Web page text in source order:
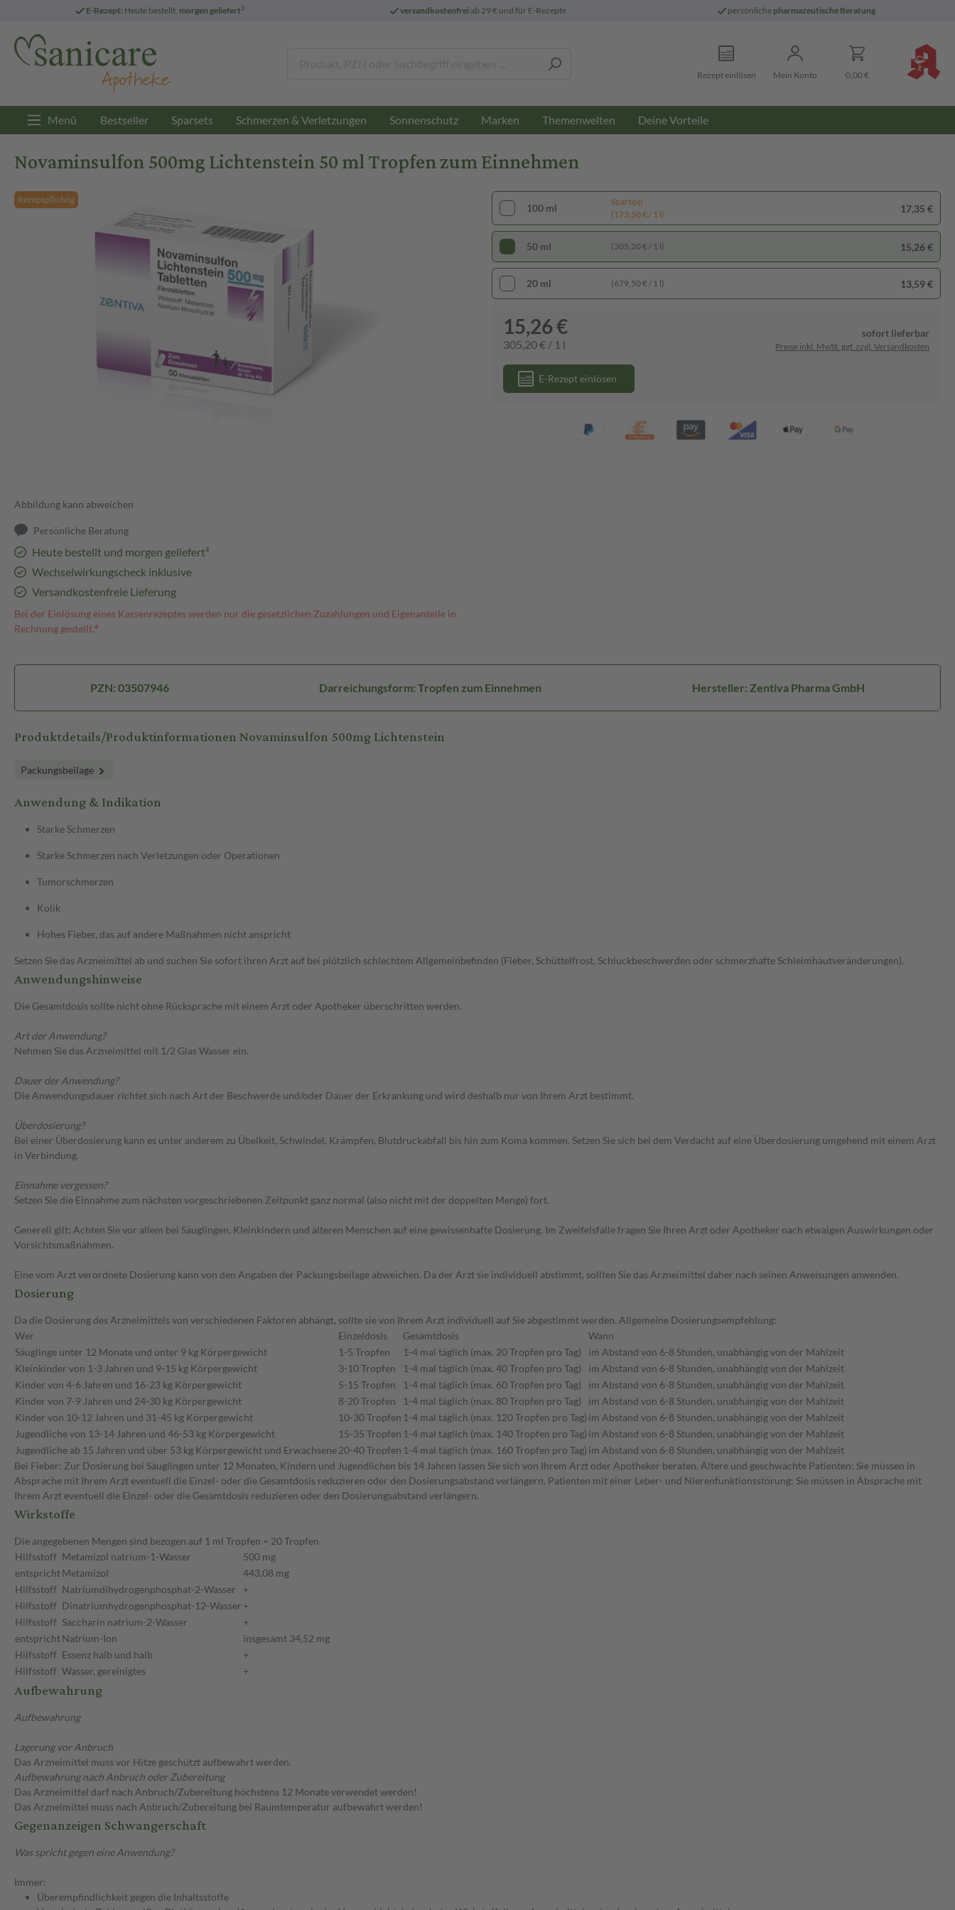
E-Rezept: Heute bestellt, morgen geliefert3 versandkostenfreiab 29 € und für E-Rezepte persönliche pharmazeutische Beratung
Rezept einlösen Mein Konto 0,00 €
Menü Bestseller Sparsets Schmerzen & Verletzungen Sonnenschutz Marken Themenwelten Deine Vorteile
Novaminsulfon 500mg Lichtenstein 50 ml Tropfen zum Einnehmen
Rezeptpflichtig
Abbildung kann abweichen
Persönliche Beratung
Heute bestellt und morgen geliefert³
Wechselwirkungscheck inklusive
Versandkostenfreie Lieferung
Bei der Einlösung eines Kassenrezeptes werden nur die gesetzlichen Zuzahlungen und Eigenanteile in
Rechnung gestellt.⁴
100 ml
Spartipp
(173,50 € / 1 l)
17,35 €
50 ml (305,20 € / 1 l) 15,26 €
20 ml (679,50 € / 1 l) 13,59 €
15,26 €
305,20 € / 1 l
sofort lieferbar
Preise inkl. MwSt. ggf. zzgl. Versandkosten
E-Rezept einlösen
PZN: 03507946 Darreichungsform: Tropfen zum Einnehmen Hersteller: Zentiva Pharma GmbH
Produktdetails/Produktinformationen Novaminsulfon 500mg Lichtenstein
Packungsbeilage
Anwendung & Indikation
Starke Schmerzen
Starke Schmerzen nach Verletzungen oder Operationen
Tumorschmerzen
Kolik
Hohes Fieber, das auf andere Maßnahmen nicht anspricht
Setzen Sie das Arzneimittel ab und suchen Sie sofort ihren Arzt auf bei plötzlich schlechtem Allgemeinbefinden (Fieber, Schüttelfrost, Schluckbeschwerden oder schmerzhafte Schleimhautveränderungen).
Anwendungshinweise
Die Gesamtdosis sollte nicht ohne Rücksprache mit einem Arzt oder Apotheker überschritten werden.
Art der Anwendung?
Nehmen Sie das Arzneimittel mit 1/2 Glas Wasser ein.
Dauer der Anwendung?
Die Anwendungsdauer richtet sich nach Art der Beschwerde und/oder Dauer der Erkrankung und wird deshalb nur von Ihrem Arzt bestimmt.
Überdosierung?
Bei einer Überdosierung kann es unter anderem zu Übelkeit, Schwindel, Krämpfen, Blutdruckabfall bis hin zum Koma kommen. Setzen Sie sich bei dem Verdacht auf eine Überdosierung umgehend mit einem Arzt
in Verbindung.
Einnahme vergessen?
Setzen Sie die Einnahme zum nächsten vorgeschriebenen Zeitpunkt ganz normal (also nicht mit der doppelten Menge) fort.
Generell gilt: Achten Sie vor allem bei Säuglingen, Kleinkindern und älteren Menschen auf eine gewissenhafte Dosierung. Im Zweifelsfalle fragen Sie Ihren Arzt oder Apotheker nach etwaigen Auswirkungen oder
Vorsichtsmaßnahmen.
Eine vom Arzt verordnete Dosierung kann von den Angaben der Packungsbeilage abweichen. Da der Arzt sie individuell abstimmt, sollten Sie das Arzneimittel daher nach seinen Anweisungen anwenden.
Dosierung
Da die Dosierung des Arzneimittels von verschiedenen Faktoren abhängt, sollte sie von Ihrem Arzt individuell auf Sie abgestimmt werden. Allgemeine Dosierungsempfehlung:
Wer
Einzeldosis Gesamtdosis
Wann
Säuglinge unter 12 Monate und unter 9 kg Körpergewicht
1-5 Tropfen 1-4 mal täglich (max. 20 Tropfen pro Tag)
im Abstand von 6-8 Stunden, unabhängig von der Mahlzeit
Kleinkinder von 1-3 Jahren und 9-15 kg Körpergewicht
3-10 Tropfen 1-4 mal täglich (max. 40 Tropfen pro Tag)
im Abstand von 6-8 Stunden, unabhängig von der Mahlzeit
Kinder von 4-6 Jahren und 16-23 kg Körpergewicht
5-15 Tropfen 1-4 mal täglich (max. 60 Tropfen pro Tag)
im Abstand von 6-8 Stunden, unabhängig von der Mahlzeit
Kinder von 7-9 Jahren und 24-30 kg Körpergewicht
8-20 Tropfen 1-4 mal täglich (max. 80 Tropfen pro Tag)
im Abstand von 6-8 Stunden, unabhängig von der Mahlzeit
Kinder von 10-12 Jahren und 31-45 kg Körpergewicht
10-30 Tropfen 1-4 mal täglich (max. 120 Tropfen pro Tag) im Abstand von 6-8 Stunden, unabhängig von der Mahlzeit
Jugendliche von 13-14 Jahren und 46-53 kg Körpergewicht
15-35 Tropfen 1-4 mal täglich (max. 140 Tropfen pro Tag) im Abstand von 6-8 Stunden, unabhängig von der Mahlzeit
Jugendliche ab 15 Jahren und über 53 kg Körpergewicht und Erwachsene20-40 Tropfen 1-4 mal täglich (max. 160 Tropfen pro Tag) im Abstand von 6-8 Stunden, unabhängig von der Mahlzeit
Bei Fieber: Zur Dosierung bei Säuglingen unter 12 Monaten, Kindern und Jugendlichen bis 14 Jahren lassen Sie sich von Ihrem Arzt oder Apotheker beraten. Ältere und geschwächte Patienten: Sie müssen in
Absprache mit Ihrem Arzt eventuell die Einzel- oder die Gesamtdosis reduzieren oder den Dosierungsabstand verlängern. Patienten mit einer Leber- und Nierenfunktionsstörung: Sie müssen in Absprache mit
Ihrem Arzt eventuell die Einzel- oder die Gesamtdosis reduzieren oder den Dosierungsabstand verlängern.
Wirkstoffe
Die angegebenen Mengen sind bezogen auf 1 ml Tropfen = 20 Tropfen
Hilfsstoff Metamizol natrium-1-Wasser
500 mg
entsprichtMetamizol
443,08 mg
Hilfsstoff Natriumdihydrogenphosphat-2-Wasser
+
Hilfsstoff Dinatriumhydrogenphosphat-12-Wasser +
Hilfsstoff Saccharin natrium-2-Wasser
+
entsprichtNatrium-Ion
insgesamt 34,52 mg
Hilfsstoff Essenz halb und halb
+
Hilfsstoff Wasser, gereinigtes +
Aufbewahrung
Aufbewahrung
Lagerung vor Anbruch
Das Arzneimittel muss vor Hitze geschützt aufbewahrt werden.
Aufbewahrung nach Anbruch oder Zubereitung
Das Arzneimittel darf nach Anbruch/Zubereitung höchstens 12 Monate verwendet werden!
Das Arzneimittel muss nach Anbruch/Zubereitung bei Raumtemperatur aufbewahrt werden!
Gegenanzeigen Schwangerschaft
Was spricht gegen eine Anwendung?
Immer:
Überempfindlichkeit gegen die Inhaltsstoffe